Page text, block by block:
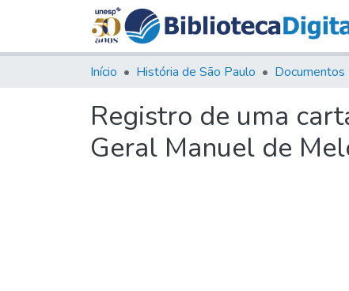
Início História de São Paulo
Registro de uma
Geral Manuel de